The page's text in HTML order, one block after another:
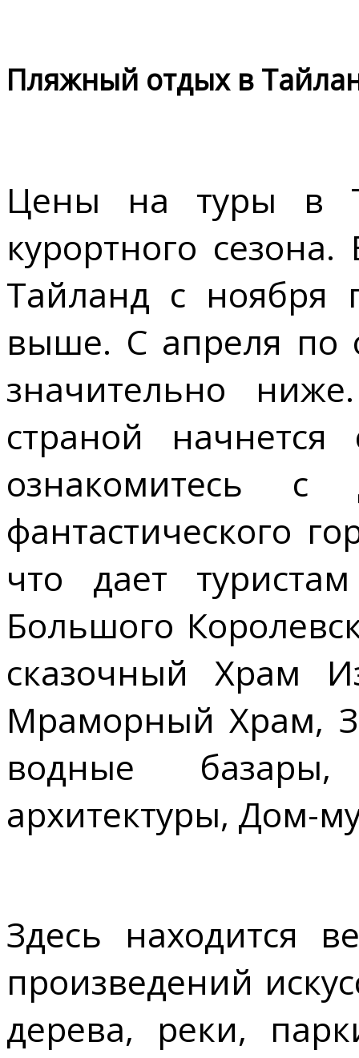
Пляжный отдых в
Цены на туры в
курортного
Тайланд с ноября
выше. С апреля по
значительно
страной
ознакомитесь с
фантастического
что дает
Большого
сказочный Храм
Мраморный Храм,
водные
архитектуры, Дом-
Здесь находится
произведений
дерева, реки,